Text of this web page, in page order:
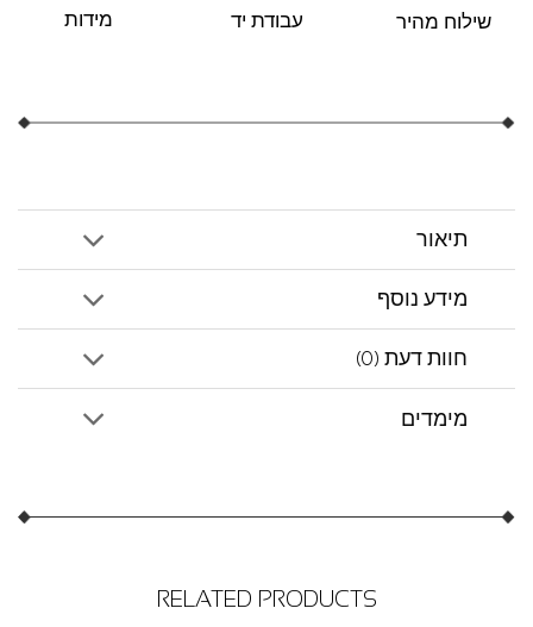
שילוח מהיר עבודת יד מידות
תיאור
מידע נוסף
חוות דעת (0)
מימדים
RELATED PRODUCTS